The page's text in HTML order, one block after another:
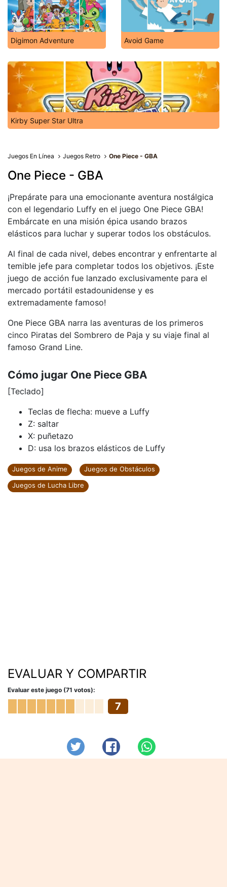
Digimon Adventure Avoid Game
Kirby Super Star Ultra
Juegos En Línea Juegos Retro One Piece - GBA
One Piece - GBA
¡Prepárate para una emocionante aventura nostálgica
con el legendario Luffy en el juego One Piece GBA!
Embárcate en una misión épica usando brazos
elásticos para luchar y superar todos los obstáculos.
Al final de cada nivel, debes encontrar y enfrentarte al
temible jefe para completar todos los objetivos. ¡Este
juego de acción fue lanzado exclusivamente para el
mercado portátil estadounidense y es
extremadamente famoso!
One Piece GBA narra las aventuras de los primeros
cinco Piratas del Sombrero de Paja y su viaje final al
famoso Grand Line.
Cómo jugar One Piece GBA
[Teclado]
Teclas de flecha: mueve a Luffy
Z: saltar
X: puñetazo
D: usa los brazos elásticos de Luffy
Juegos de Anime
Juegos de Obstáculos
Juegos de Lucha Libre
EVALUAR Y COMPARTIR
Evaluar este juego (71 votos):
7